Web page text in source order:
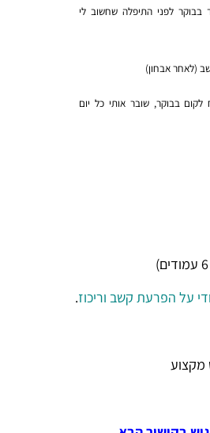
בבוקר לפני התיפלה שחשוב לי
(לאחר אבחון)
בבוקר, שובר אותי כל יום
על הפרעת קשב וריכוז.
מקצוע